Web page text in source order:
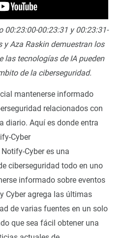
00:23:00-00:23:31 y 00:23:31-
y Aza Raskin demuestran los
las tecnologías de IA pueden
de la ciberseguridad.
mantenerse informado
relacionados con
diario. Aquí es donde entra
Cyber
Cyber es una
ciberseguridad todo en uno
informado sobre eventos
Cyber agrega las últimas
de varias fuentes en un solo
que sea fácil obtener una